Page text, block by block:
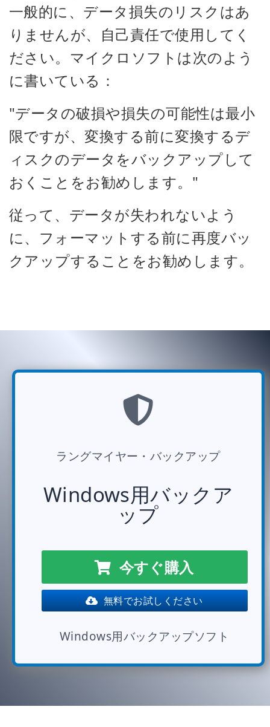
一般的に、データ損失のリスクはあ
りませんが、自己責任で使用してく
ださい。マイクロソフトは次のよう
に書いている：
"データの破損や損失の可能性は最小
限ですが、変換する前に変換するデ
ィスクのデータをバックアップして
おくことをお勧めします。"
従って、データが失われないよう
に、フォーマットする前に再度バッ
クアップすることをお勧めします。
ラングマイヤー・バックアップ
Windows用バックア
ップ
今すぐ購入
無料でお試しください
Windows用バックアップソフト